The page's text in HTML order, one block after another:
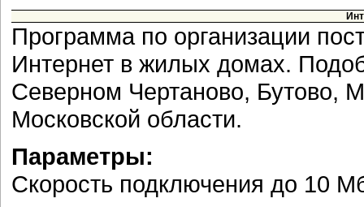
Программа по организации
Интернет в жилых домах.
Северном Чертаново, Бутово,
Московской области.
Параметры:
Скорость подключения до 10